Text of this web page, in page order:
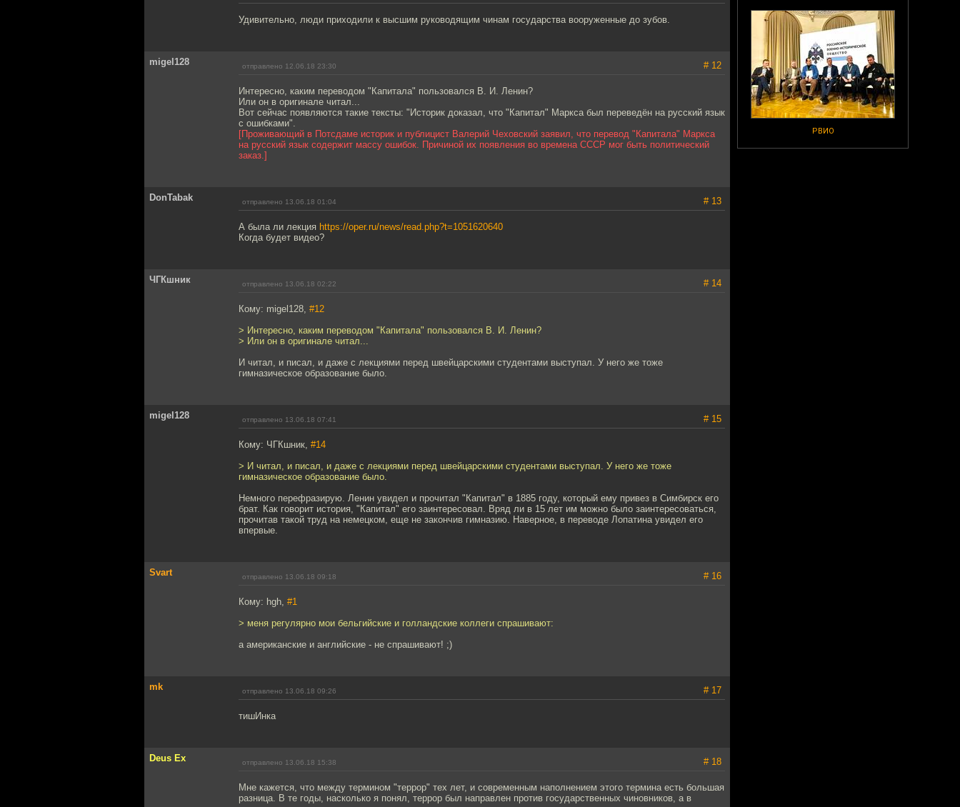
РВИО
Удивительно, люди приходили к высшим руководящим чинам государства вооруженные до зубов.
migel128 отправлено 12.06.18 23:30 # 12
Интересно, каким переводом "Капитала" пользовался В. И. Ленин?
Или он в оригинале читал...
Вот сейчас появляются такие тексты: "Историк доказал, что "Капитал" Маркса был переведён на русский язык
с ошибками".
[Проживающий в Потсдаме историк и публицист Валерий Чеховский заявил, что перевод "Капитала" Маркса
на русский язык содержит массу ошибок. Причиной их появления во времена СССР мог быть политический
заказ.]
DonTabak отправлено 13.06.18 01:04 # 13
А была ли лекция https://oper.ru/news/read.php?t=1051620640
Когда будет видео?
ЧГКшник отправлено 13.06.18 02:22 # 14
Кому: migel128, #12
> Интересно, каким переводом "Капитала" пользовался В. И. Ленин?
> Или он в оригинале читал...
И читал, и писал, и даже с лекциями перед швейцарскими студентами выступал. У него же тоже
гимназическое образование было.
migel128 отправлено 13.06.18 07:41 # 15
Кому: ЧГКшник, #14
> И читал, и писал, и даже с лекциями перед швейцарскими студентами выступал. У него же тоже
гимназическое образование было.
Немного перефразирую. Ленин увидел и прочитал "Капитал" в 1885 году, который ему привез в Симбирск его
брат. Как говорит история, "Капитал" его заинтересовал. Вряд ли в 15 лет им можно было заинтересоваться,
прочитав такой труд на немецком, еще не закончив гимназию. Наверное, в переводе Лопатина увидел его
впервые.
Svart отправлено 13.06.18 09:18 # 16
Кому: hgh, #1
> меня регулярно мои бельгийские и голландские коллеги спрашивают:
а американские и английские - не спрашивают! ;)
mk отправлено 13.06.18 09:26 # 17
тишИнка
Deus Ex отправлено 13.06.18 15:38 # 18
Мне кажется, что между термином "террор" тех лет, и современным наполнением этого термина есть большая
разница. В те годы, насколько я понял, террор был направлен против государственных чиновников, а в